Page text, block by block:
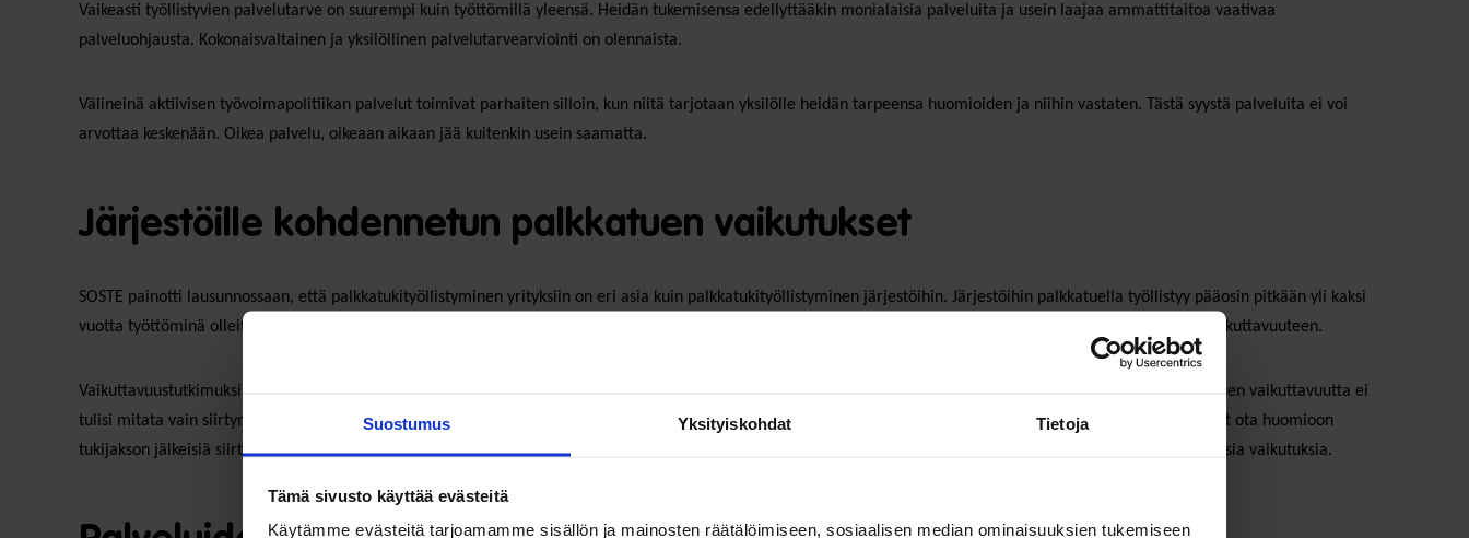
Suostumus Yksityiskohdat Tietoja
Tämä sivusto käyttää evästeitä
Käytämme evästeitä tarjoamamme sisällön ja mainosten räätälöimiseen, sosiaalisen median ominaisuuksien tukemiseen
Vaikeasti työllistyvien palvelutarve on suurempi kuin työttömillä yleensä. Heidän tukemisensa edellyttääkin monialaisia palveluita ja usein laajaa ammattitaitoa vaativaa
palveluohjausta. Kokonaisvaltainen ja yksilöllinen palvelutarvearviointi on olennaista.
Välineinä aktiivisen työvoimapolitiikan palvelut toimivat parhaiten silloin, kun niitä tarjotaan yksilölle heidän tarpeensa huomioiden ja niihin vastaten. Tästä syystä palveluita ei voi
arvottaa keskenään. Oikea palvelu, oikeaan aikaan jää kuitenkin usein saamatta.
Järjestöille kohdennetun palkkatuen vaikutukset
SOSTE painotti lausunnossaan, että palkkatukityöllistyminen yrityksiin on eri asia kuin palkkatukityöllistyminen järjestöihin. Järjestöihin palkkatuella työllistyy pääosin pitkään yli kaksi
vuotta työttöminä olleita, kun taas yrityksiin alle 12 kuukautta työttömänä olleita. On selvää, että kohderyhmän erilaisuus ei voi olla vaikuttamatta palkkatuen vaikuttavuuteen.
Vaikuttavuustutkimuksissa selvitetään yleensä vain työllistymistä avoimille työmarkkinoille. Kohderyhmän erilaisuus huomioiden järjestöille kohdennetun palkkatuen vaikuttavuutta ei
tulisi mitata vain siirtymillä kohti avoimia työmarkkinoita. Monille järjestötyöpaikka on ensimmäinen askel kohti paluuta työelämään. Vaikuttavuusselvitykset eivät ota huomioon
tukijakson jälkeisiä siirtymisiä esim. koulutukseen tai kuntoutukseen. Vaikuttavuusarvioinneissa ei myöskään huomioida työllistämisen sosiaalisia tai yhteiskunnallisia vaikutuksia.